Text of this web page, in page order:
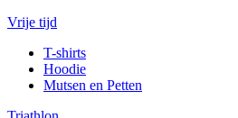
Vrije tijd
T-shirts
Hoodie
Mutsen en Petten